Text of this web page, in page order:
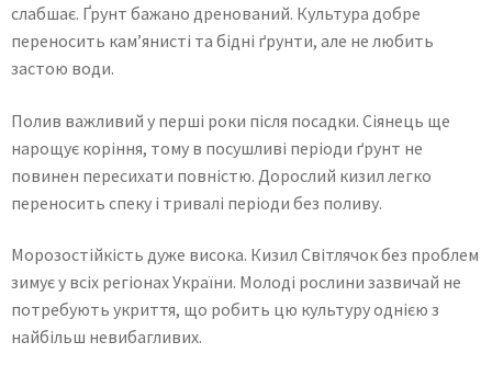
слабшає. Ґрунт бажано дренований. Культура добре
переносить кам’янисті та бідні ґрунти, але не любить
застою води.
Полив важливий у перші роки після посадки. Сіянець ще
нарощує коріння, тому в посушливі періоди ґрунт не
повинен пересихати повністю. Дорослий кизил легко
переносить спеку і тривалі періоди без поливу.
Морозостійкість дуже висока. Кизил Світлячок без проблем
зимує у всіх регіонах України. Молоді рослини зазвичай не
потребують укриття, що робить цю культуру однією з
найбільш невибагливих.